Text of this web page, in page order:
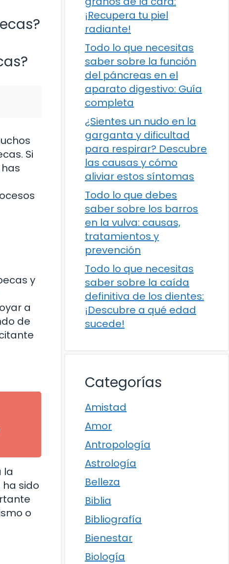
Si
y
a
de
la
sido
o
¡Recupera tu piel
radiante!
Todo lo que necesitas
saber sobre la función
del páncreas en el
aparato digestivo: Guía
completa
¿Sientes un nudo en la
garganta y dificultad
para respirar? Descubre
las causas y cómo
aliviar estos síntomas
Todo lo que debes
saber sobre los barros
en la vulva: causas,
tratamientos y
prevención
Todo lo que necesitas
saber sobre la caída
definitiva de los dientes:
¡Descubre a qué edad
sucede!
Categorías
Amistad
Amor
Antropología
Astrología
Belleza
Biblia
Bibliografía
Bienestar
Biología